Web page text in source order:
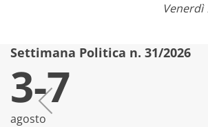
Venerdì
Settimana Politica n. 31/2026
3-7
agosto